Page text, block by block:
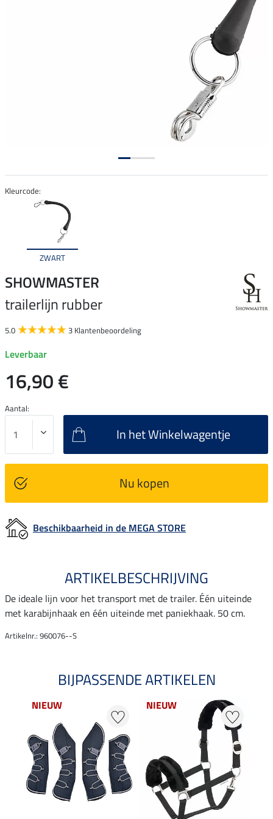
Kleurcode:
ZWART
SHOWMASTER
trailerlijn rubber
5.0 3 Klantenbeoordeling
Leverbaar
16,90 €
Aantal:
In het Winkelwagentje
Nu kopen
Beschikbaarheid in de MEGA STORE
ARTIKELBESCHRIJVING
De ideale lijn voor het transport met de trailer. Één uiteinde
met karabijnhaak en één uiteinde met paniekhaak. 50 cm.
Artikelnr.: 960076--S
BIJPASSENDE ARTIKELEN
NIEUW NIEUW